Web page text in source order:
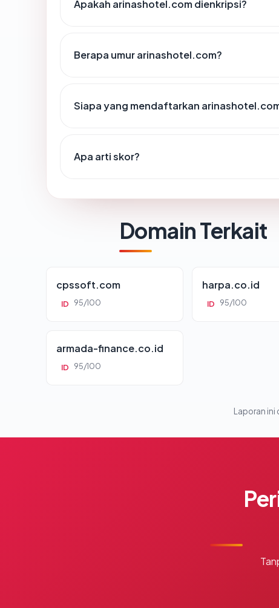
Apakah arinashotel.com dienkripsi?
Berapa umur arinashotel.com?
Siapa yang mendaftarkan
Apa arti skor?
Domain Terkait
cpssoft.com
ID 95/100
harpa.co.id
ID 95/100
armada-finance.co.id
ID 95/100
Laporan